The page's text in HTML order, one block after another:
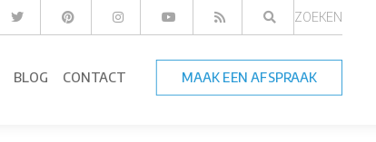
ZOEKEN
BLOG CONTACT MAAK EEN AFSPRAAK